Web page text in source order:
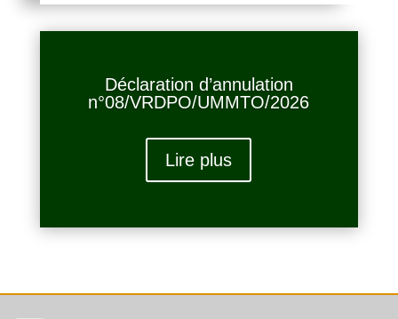
Déclaration d’annulation
n°08/VRDPO/UMMTO/2026
Lire plus